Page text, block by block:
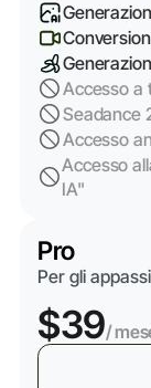
Accesso a
Seadance
Accesso
Accesso
IA"
Pro
Per gli
$39/